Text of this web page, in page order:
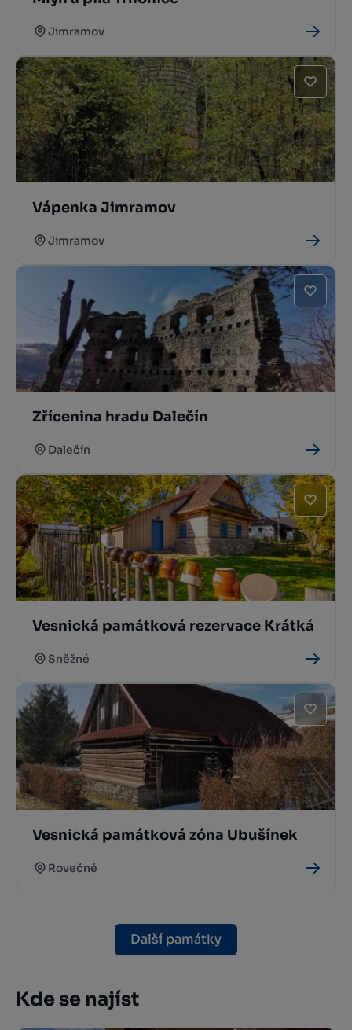
Jimramov
Vápenka Jimramov
Jimramov
Zřícenina hradu Dalečín
Dalečín
Vesnická památková rezervace Krátká
Sněžné
Vesnická památková zóna Ubušínek
Rovečné
Další památky
Kde se najíst